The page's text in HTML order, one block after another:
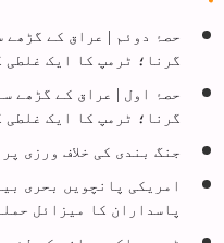
حصۂ دوئم | عراق کے گڑھے
گرنا؛ ٹرمپ کا ایک غلطی
حصۂ اول | عراق کے گڑھے
گرنا؛ ٹرمپ کا ایک غلطی
جنگ بندی کی خلاف ورزی
امریکی پانچویں بحری
پاسداران کا میزائل حملہ